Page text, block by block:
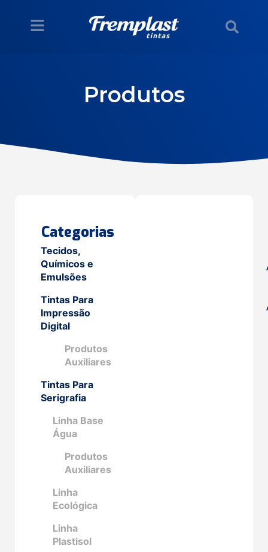
Produtos
Categorias
Tecidos,
Químicos e
Emulsões
Tintas Para
Impressão
Digital
Produtos
Auxiliares
Tintas Para
Serigrafia
Linha Base
Água
Produtos
Auxiliares
Linha
Ecológica
Linha
Plastisol